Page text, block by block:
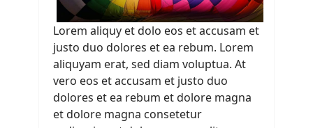
Lorem aliquy et dolo eos et accusam et
justo duo dolores et ea rebum. Lorem
aliquyam erat, sed diam voluptua. At
vero eos et accusam et justo duo
dolores et ea rebum et dolore magna
et dolore magna consetetur